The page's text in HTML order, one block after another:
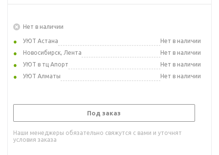
Нет в наличии
УЮТ Астана
Нет в наличии
Новосибирск, Лента
Нет в наличии
УЮТ в тц Апорт
Нет в наличии
УЮТ Алматы
Нет в наличии
Под заказ
Наши менеджеры обязательно свяжутся с вами и уточнят
условия заказа